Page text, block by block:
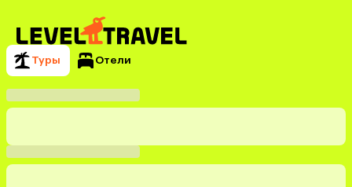
Туры Отели